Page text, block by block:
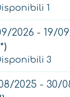
1
2026 - 19/
3
2025 - 30/